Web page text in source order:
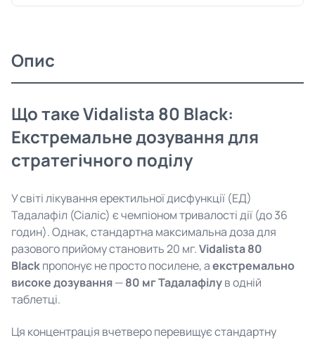
Опис
Що таке Vidalista 80 Black:
Екстремальне дозування для
стратегічного поділу
У світі лікування еректильної дисфункції (ЕД)
Тадалафіл (Сіаліс) є чемпіоном тривалості дії (до 36
годин). Однак, стандартна максимальна доза для
разового прийому становить 20 мг.Vidalista 80
Blackпропонує не просто посилене, аекстремально
високе дозування—80 мг Тадалафілув одній
таблетці.
Ця концентрація вчетверо перевищує стандартну